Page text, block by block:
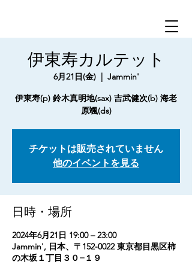
伊東寿カルテット
6月21日(金)
  |
Jammin'
伊東寿(p) 鈴木真明地(sax) 吉武健次(b) 海老
原颯(ds)
チケットは販売されていません
他のイベントを見る
日時・場所
2024年6月21日 19:00 – 23:00
Jammin', 日本、〒152-0022 東京都目黒区柿
の木坂１丁目３０−１９